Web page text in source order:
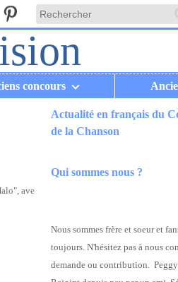
concours
ave
Actualité en français du
de la Chanson
Qui sommes nous ?
Nous sommes frère et soeur et
toujours. N'hésitez pas à nous
demande ou contribution.